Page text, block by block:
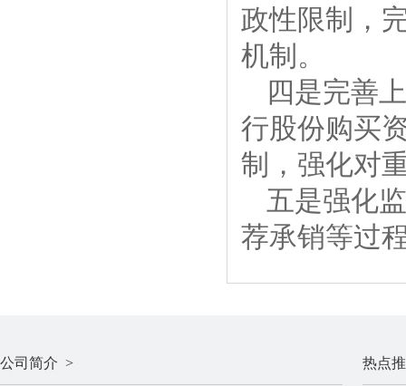
政性限制，
机制。
四是完善
行股份购买
制，强化对
五是强化
荐承销等过
公司简介 > 热点